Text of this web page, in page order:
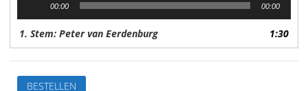
00:00 00:00
1. Stem: Peter van Eerdenburg 1:30
17.Het
BESTELLEN